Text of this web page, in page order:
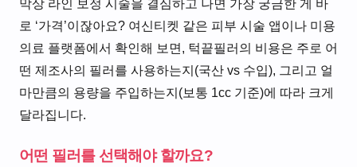
막상 라인 보정 시술을 결심하고 나면 가장 궁금한 게 바
로 ‘가격’이잖아요? 여신티켓 같은 피부 시술 앱이나 미용
의료 플랫폼에서 확인해 보면, 턱끝필러의 비용은 주로 어
떤 제조사의 필러를 사용하는지(국산 vs 수입), 그리고 얼
마만큼의 용량을 주입하는지(보통 1cc 기준)에 따라 크게
달라집니다.
어떤 필러를 선택해야 할까요?